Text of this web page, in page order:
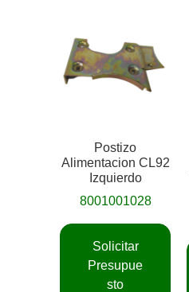
Postizo
Alimentacion CL92
Izquierdo
8001001028
Solicitar
Presupue
sto